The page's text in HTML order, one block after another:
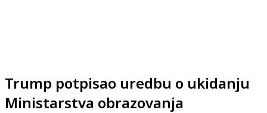
Trump potpisao uredbu o ukidanju
Ministarstva obrazovanja